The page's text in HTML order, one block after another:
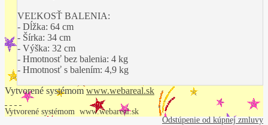
VEĽKOSŤ BALENIA:
- Dĺžka: 64 cm
- Šírka: 34 cm
- Výška: 32 cm
- Hmotnosť bez balenia: 4 kg
- Hmotnosť s balením: 4,9 kg
Vytvorené systémom www.webareal.sk
Vytvorené systémom www.webareal.sk
Odstúpenie od kúpnej zmluvy